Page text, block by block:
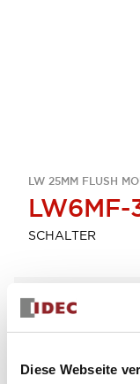
Diese Webseite
LW 25MM FLUSH
SCHALTER
Menge auswählen